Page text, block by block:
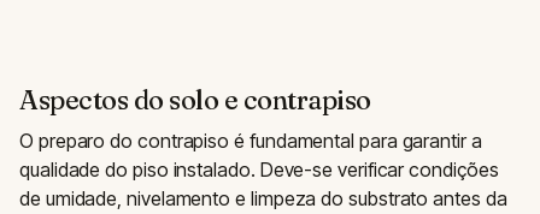
Aspectos do solo e contrapiso
O preparo do contrapiso é fundamental para garantir a
qualidade do piso instalado. Deve-se verificar condições
de umidade, nivelamento e limpeza do substrato antes da